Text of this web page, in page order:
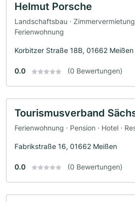
Helmut Porsche
Landschaftsbau · Zimmervermietung
Ferienwohnung
Korbitzer Straße 18B, 01662 Meißen
0.0 (0 Bewertungen)
Tourismusverband
Ferienwohnung · Pension · Hotel ·
Fabrikstraße 16, 01662 Meißen
0.0 (0 Bewertungen)